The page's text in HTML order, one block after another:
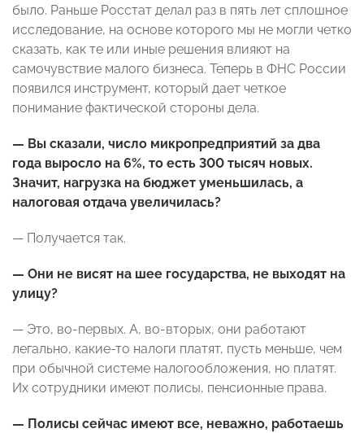
было. Раньше Росстат делал раз в пять лет сплошное
исследование, на основе которого мы не могли четко
сказать, как те или иные решения влияют на
самочувствие малого бизнеса. Теперь в ФНС России
появился инструмент, который дает четкое
понимание фактической стороны дела.
— Вы сказали, число микропредприятий за два
года выросло на 6%, то есть 300 тысяч новых.
Значит, нагрузка на бюджет уменьшилась, а
налоговая отдача увеличилась?
— Получается так.
— Они не висят на шее государства, не выходят на
улицу?
— Это, во-первых. А, во-вторых, они работают
легально, какие-то налоги платят, пусть меньше, чем
при обычной системе налогообложения, но платят.
Их сотрудники имеют полисы, пенсионные права.
— Полисы сейчас имеют все, неважно, работаешь